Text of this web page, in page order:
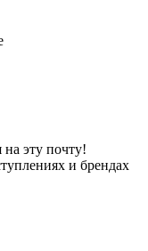
на эту почту!
и брендах